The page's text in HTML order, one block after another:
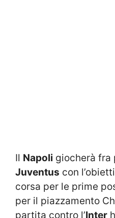
Il Napoli giocherà fra
Juventus con
corsa per le prime
per il piazzamento
partita contro l’Inter